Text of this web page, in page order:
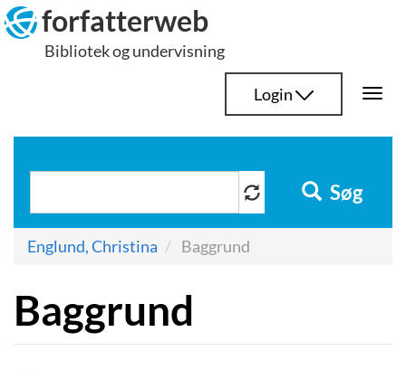
Hop
til
indhold
forfatterweb
Bibliotek og undervisning
Login
Søg
Englund, Christina Baggrund
Baggrund